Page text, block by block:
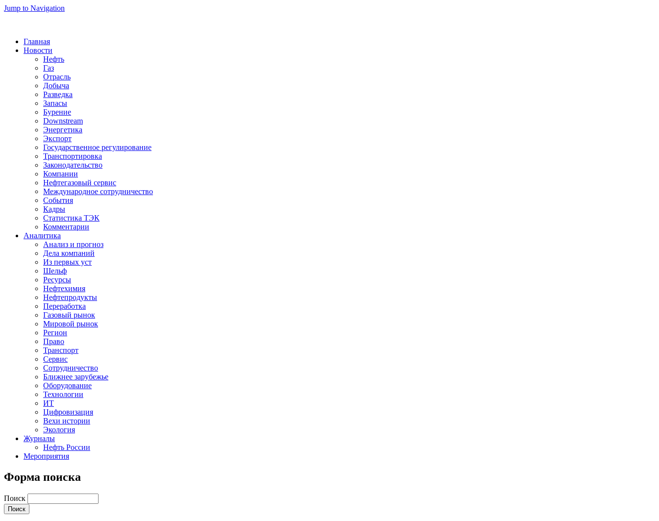
Jump to Navigation
Главная
Новости
Нефть
Газ
Отрасль
Добыча
Разведка
Запасы
Бурение
Downstream
Энергетика
Экспорт
Государственное регулирование
Транспортировка
Законодательство
Компании
Нефтегазовый сервис
Международное сотрудничество
События
Кадры
Статистика ТЭК
Комментарии
Аналитика
Анализ и прогноз
Дела компаний
Из первых уст
Шельф
Ресурсы
Нефтехимия
Нефтепродукты
Переработка
Газовый рынок
Мировой рынок
Регион
Право
Транспорт
Сервис
Сотрудничество
Ближнее зарубежье
Оборудование
Технологии
ИТ
Цифровизация
Вехи истории
Экология
Журналы
Нефть России
Мероприятия
Форма поиска
Поиск